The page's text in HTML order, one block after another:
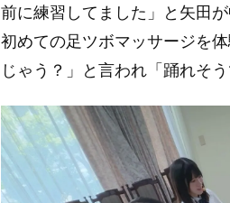
前に練習してました」と矢田
初めての足ツボマッサージを
じゃう？」と言われ「踊れそ